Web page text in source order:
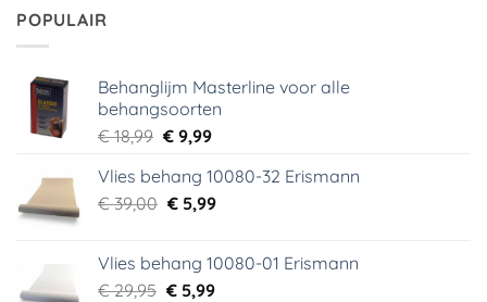
POPULAIR
Behanglijm Masterline voor alle
behangsoorten
€18,99 Oorspronkelijke
was:
€ 18,99.
€9,99Huidige
is:
€ 9,99.
Vlies behang 10080-32 Erismann
€39,00 Oorspronkelijke
€ 39,00.
€5,99Huidige
€ 5,99.
Vlies behang 10080-01 Erismann
€29,95 Oorspronkelijke
€5,99Huidige